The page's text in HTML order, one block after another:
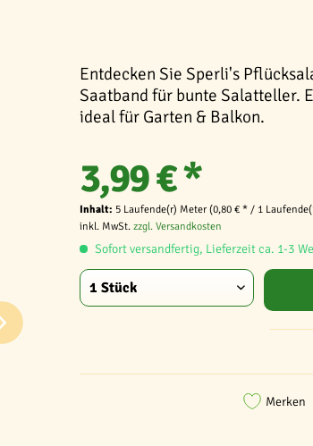
Entdecken Sie Sperli's
Saatband für bunte Salatteller.
ideal für Garten & Balkon.
3,99 € *
Inhalt: 5 Laufende(r) Meter (0,80 € * / 1
inkl. MwSt. zzgl. Versandkosten
Sofort versandfertig, Lieferzeit ca. 1-3
Merken